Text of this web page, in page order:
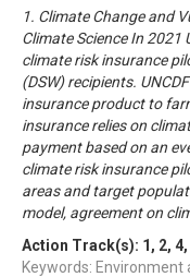
1. Climate Change and
Climate Science In 2021
climate risk insurance
(DSW) recipients.
insurance product to
insurance relies on
payment based on an
climate risk insurance
areas and target
model, agreement on
Action Track(s): 1 , 2, 4,
Keywords: Environment